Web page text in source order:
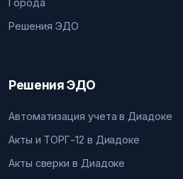
Города
Решения ЭДО
Решения ЭДО
Автоматизация учета в Диадоке
Акты и ТОРГ-12 в Диадоке
Акты сверки в Диадоке